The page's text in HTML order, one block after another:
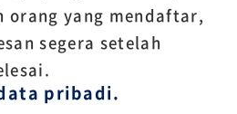
orang yang mendaftar,
segera setelah
pribadi.